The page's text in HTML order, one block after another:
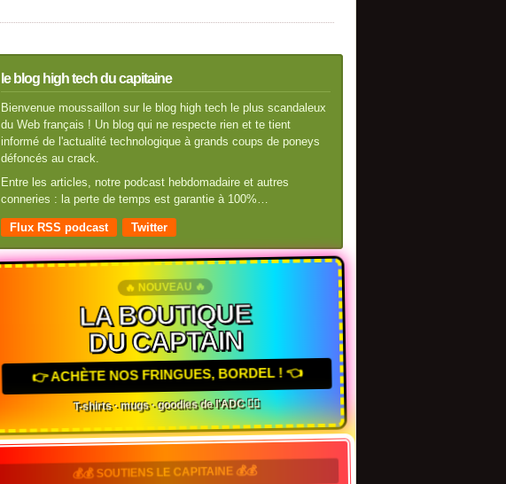
le blog high tech du capitaine
Bienvenue moussaillon sur le blog high tech le plus scandaleux
du Web français ! Un blog qui ne respecte rien et te tient
informé de l'actualité technologique à grands coups de poneys
défoncés au crack.
Entre les articles, notre podcast hebdomadaire et autres
conneries : la perte de temps est garantie à 100%…
Flux RSS podcast Twitter
🔥 NOUVEAU 🔥
LA BOUTIQUE
DU CAPTAIN
👉 ACHÈTE NOS FRINGUES, BORDEL ! 👈
T-shirts · mugs · goodies de l'ADC 🏴‍☠️
💰💰 SOUTIENS LE CAPITAINE 💰💰